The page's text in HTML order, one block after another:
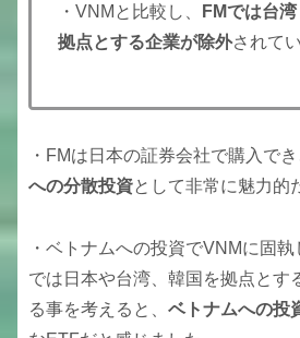
・VNMと比較し、
FMでは台
拠点とする企業が除外されてい
・FMは日本の証券会社で購入でき
への分散投資として非常に魅力的
・ベトナムへの投資でVNMに固
では日本や台湾、韓国を拠点とす
る事を考えると、 ベトナムへの投